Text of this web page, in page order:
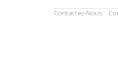
Contactez-Nous